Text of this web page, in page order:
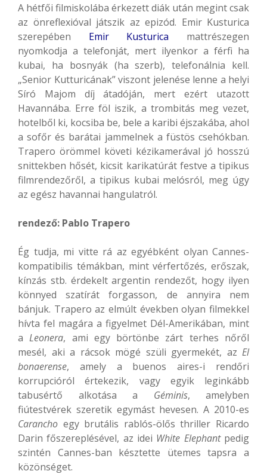
A hétfői filmiskolába érkezett diák után megint csak
az önreflexióval játszik az epizód. Emir Kusturica
szerepében Emir Kusturica mattrészegen
nyomkodja a telefonját, mert ilyenkor a férfi ha
kubai, ha bosnyák (ha szerb), telefonálnia kell.
„Senior Kutturicának” viszont jelenése lenne a helyi
Síró Majom díj átadóján, mert ezért utazott
Havannába. Erre föl iszik, a trombitás meg vezet,
hotelből ki, kocsiba be, bele a karibi éjszakába, ahol
a sofőr és barátai jammelnek a füstös csehókban.
Trapero örömmel követi kézikamerával jó hosszú
snittekben hősét, kicsit karikatúrát festve a tipikus
filmrendezőről, a tipikus kubai melósról, meg úgy
az egész havannai hangulatról.
rendező: Pablo Trapero
Ég tudja, mi vitte rá az egyébként olyan Cannes-
kompatibilis témákban, mint vérfertőzés, erőszak,
kínzás stb. érdekelt argentin rendezőt, hogy ilyen
könnyed szatírát forgasson, de annyira nem
bánjuk. Trapero az elmúlt években olyan filmekkel
hívta fel magára a figyelmet Dél-Amerikában, mint
aLeonera, ami egy börtönbe zárt terhes nőről
mesél, aki a rácsok mögé szüli gyermekét, az El
bonaerense, amely a buenos aires-i rendőri
korrupcióról értekezik, vagy egyik leginkább
tabusértő alkotása a Géminis, amelyben
fiútestvérek szeretik egymást hevesen. A 2010-es
Carancho egy brutális rablós-ölős thriller Ricardo
Darin főszereplésével, az idei White Elephantpedig
szintén Cannes-ban késztette ütemes tapsra a
közönséget.